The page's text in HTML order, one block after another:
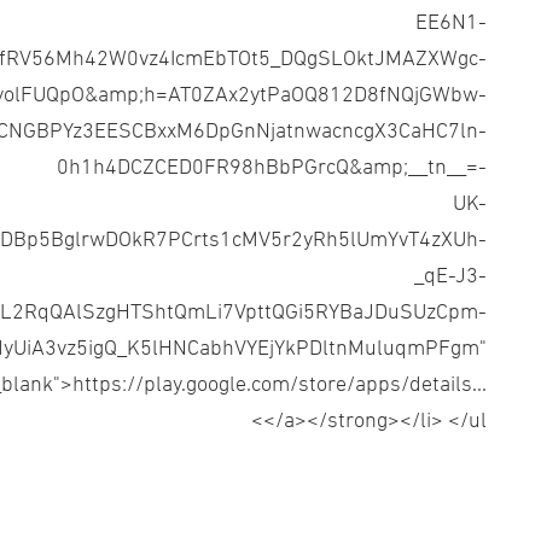
EE6N1-
0h1h4DCZCED0FR98hBbPGrcQ&amp;__tn__=-
UK-
_qE-J3-
play.google.com/store/apps/details...
</a></strong></li> </ul>